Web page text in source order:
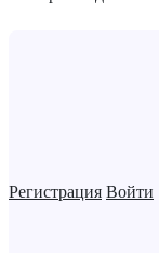
Регистрация Войти